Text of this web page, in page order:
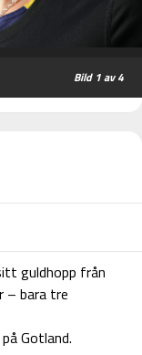
1av 4
guldhopp från
– bara tre
Gotland.